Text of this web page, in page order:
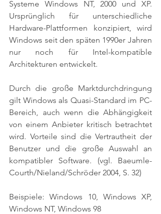
Systeme Windows NT, 2000 und XP.
Ursprünglich für unterschiedliche
Hardware-Plattformen konzipiert, wird
Windows seit den späten 1990er Jahren
nur noch für Intel-kompatible
Architekturen entwickelt.
Durch die große Marktdurchdringung
gilt Windows als Quasi-Standard im PC-
Bereich, auch wenn die Abhängigkeit
von einem Anbieter kritisch betrachtet
wird. Vorteile sind die Vertrautheit der
Benutzer und die große Auswahl an
kompatibler Software. (vgl. Baeumle-
Courth/Nieland/Schröder 2004, S. 32)
Beispiele: Windows 10, Windows XP,
Windows NT, Windows 98